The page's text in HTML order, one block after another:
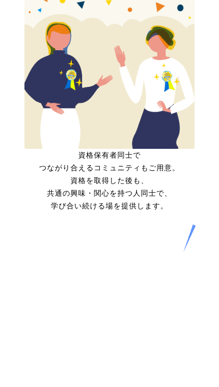
資格保有者同士で
つながり合えるコミュニティもご用意。
資格を取得した後も、
共通の興味・関心を持つ人同士で、
学び合い続ける場を提供します。